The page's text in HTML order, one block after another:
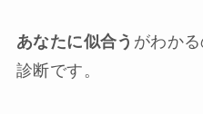
あなたに似合う がわか
診断です。